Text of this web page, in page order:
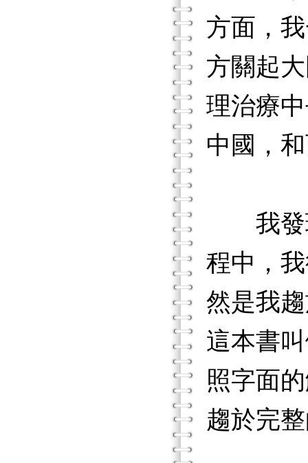
方面，
方關起
理治療
中國，
我發現
程中，
然是我
這本書
照字面
趨於完